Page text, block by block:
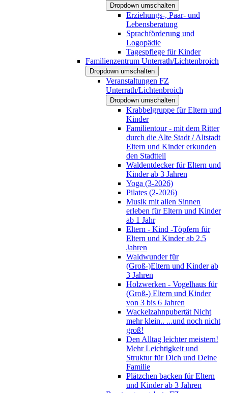
Dropdown umschalten
Erziehungs-, Paar- und
Lebensberatung
Sprachförderung und
Logopädie
Tagespflege für Kinder
Familienzentrum Unterrath/Lichtenbroich
Dropdown umschalten
Veranstaltungen FZ
Unterrath/Lichtenbroich
Dropdown umschalten
Krabbelgruppe für Eltern und
Kinder
Familientour - mit dem Ritter
durch die Alte Stadt / Altstadt
Eltern und Kinder erkunden
den Stadtteil
Waldentdecker für Eltern und
Kinder ab 3 Jahren
Yoga (3-2026)
Pilates (2-2026)
Musik mit allen Sinnen
erleben für Eltern und Kinder
ab 1 Jahr
Eltern - Kind -Töpfern für
Eltern und Kinder ab 2,5
Jahren
Waldwunder für
(Groß-)Eltern und Kinder ab
3 Jahren
Holzwerken - Vogelhaus für
(Groß-) Eltern und Kinder
von 3 bis 6 Jahren
Wackelzahnpubertät Nicht
mehr klein.. ...und noch nicht
groß!
Den Alltag leichter meistern!
Mehr Leichtigkeit und
Struktur für Dich und Deine
Familie
Plätzchen backen für Eltern
und Kinder ab 3 Jahren